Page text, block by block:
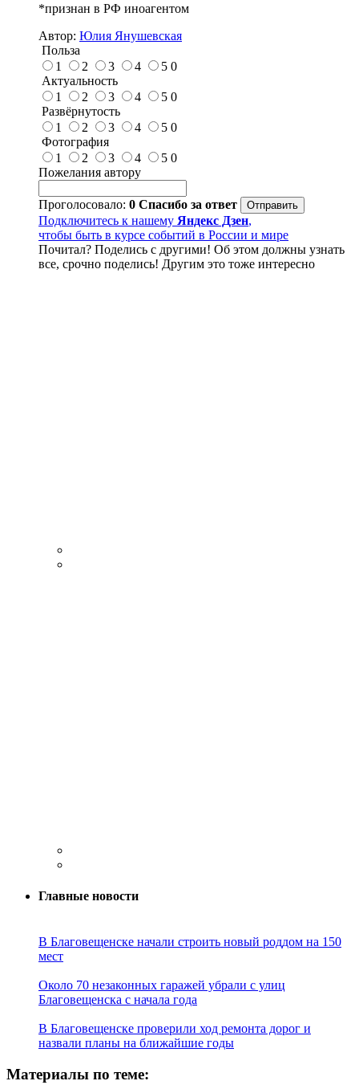
*признан в РФ иноагентом
Автор: Юлия Янушевская
Польза
1
2 3 4 5 0
Актуальность
1
2 3 4 5 0
Развёрнутость
1
2 3 4 5 0
Фотография
1
2 3 4 5 0
Пожелания автору
Проголосовало: 0 Спасибо за ответ
Подключитесь к нашему Яндекс Дзен,
чтобы быть в курсе событий в России и мире
Почитал? Поделись с другими! Об этом должны узнать
все, срочно поделись! Другим это тоже интересно
Главные новости
В Благовещенске начали строить новый роддом на 150
мест
Около 70 незаконных гаражей убрали с улиц
Благовещенска с начала года
В Благовещенске проверили ход ремонта дорог и
назвали планы на ближайшие годы
Материалы по теме: